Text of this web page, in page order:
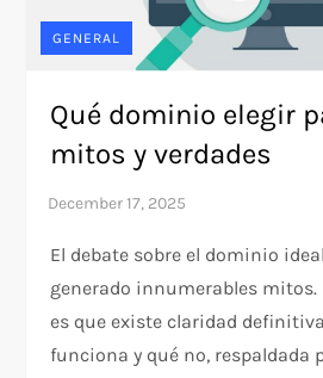
GENERAL
Qué dominio elegir
mitos y verdades
El debate sobre el dominio
generado innumerables
es que existe claridad
funciona y qué no, respaldada